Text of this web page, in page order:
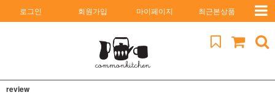
로그인 회원가입 마이페이지 최근본상품
review